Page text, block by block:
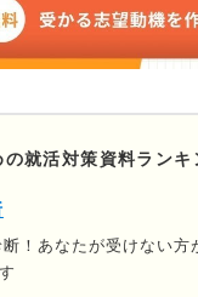
の就活対策資料ランキ
！あなたが受けない方